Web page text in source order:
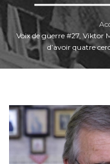
Voix de guerre #27, Viktor
d’avoir quatre